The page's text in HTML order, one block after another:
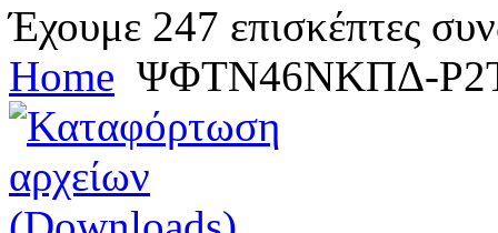
Έχουμε 247 επισκέπτες
Home ΨΦΤΝ46ΝΚΠΔ-